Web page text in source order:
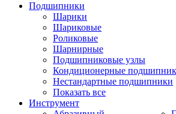
Подшипники
Шарики
Шариковые
Роликовые
Шарнирные
Подшипниковые узлы
Кондиционерные
Нестандартные подшипники
Показать все
Инструмент